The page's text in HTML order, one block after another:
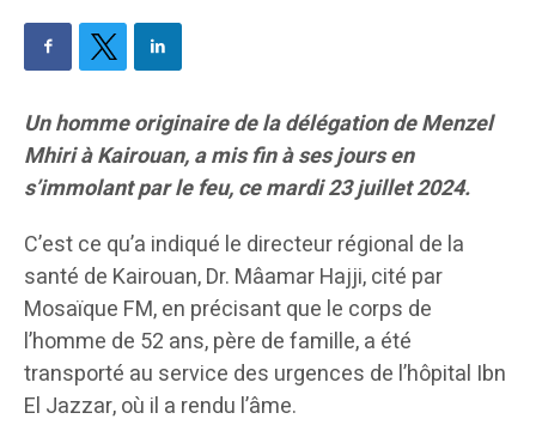
Un homme originaire de la délégation de Menzel
Mhiri à Kairouan, a mis fin à ses jours en
s’immolant par le feu, ce mardi 23 juillet 2024.
C’est ce qu’a indiqué le directeur régional de la
santé de Kairouan, Dr. Mâamar Hajji, cité par
Mosaïque FM, en précisant que le corps de
l’homme de 52 ans, père de famille, a été
transporté au service des urgences de l’hôpital Ibn
El Jazzar, où il a rendu l’âme.